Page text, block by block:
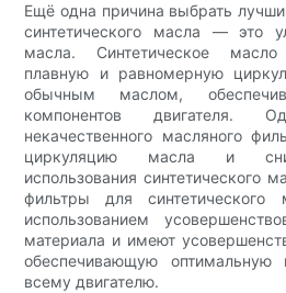
Ещё одна причина выбрать
синтетического масла — это
масла. Синтетическое
плавную и равномерную
обычным маслом,
компонентов двигателя.
некачественного масляного
циркуляцию масла и
использования синтетического
фильтры для синтетического
использованием
материала и имеют
обеспечивающую
всему двигателю.